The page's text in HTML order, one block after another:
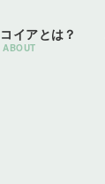
イアとは？
ABOUT